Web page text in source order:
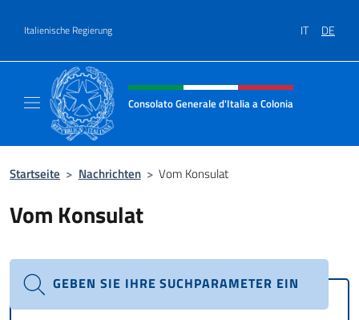
Italienische Regierung IT DE
Header-Site, Social und Menü
Consolato Generale d'Italia a Colonia
Startseite > Nachrichten > Vom Konsulat
Vom Konsulat
GEBEN SIE IHRE SUCHPARAMETER EIN